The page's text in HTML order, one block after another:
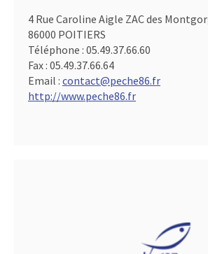
4 Rue Caroline Aigle ZAC des
86000 POITIERS
Téléphone : 05.49.37.66.60
Fax : 05.49.37.66.64
Email : contact@peche86.fr
http://www.peche86.fr